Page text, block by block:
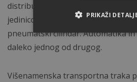
distribuirana, u skladu sa
jedinicom noža za sečenje, uz
pneumatski cilindar. Automatika
daleko jednog od drugog.
Višenamenska transportna traka
PRIKAŽI